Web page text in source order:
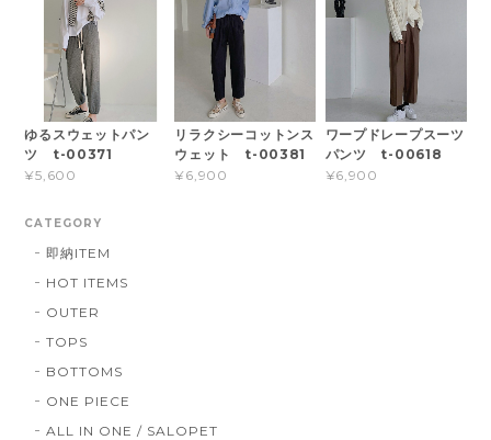
ゆるスウェットパン
ツ t-00371
¥5,600
リラクシーコットンス
ウェット t-00381
¥6,900
ワープドレープスーツ
パンツ t-00618
¥6,900
CATEGORY
即納ITEM
HOT ITEMS
OUTER
TOPS
BOTTOMS
ONE PIECE
ALL IN ONE / SALOPET